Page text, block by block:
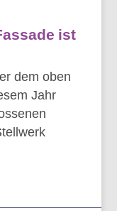
ist
dem oben
Jahr